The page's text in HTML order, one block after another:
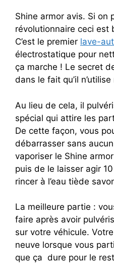
Shine armor avis. Si on
révolutionnaire ceci est
C’est le premier lave-
électrostatique pour
ça marche ! Le secret
dans le fait qu’il
Au lieu de cela, il
spécial qui attire les
De cette façon, vous
débarrasser sans
vaporiser le Shine
puis de le laisser agir
rincer à l’eau tiède
La meilleure partie :
faire après avoir
sur votre véhicule.
neuve lorsque vous
que ça dure pour le